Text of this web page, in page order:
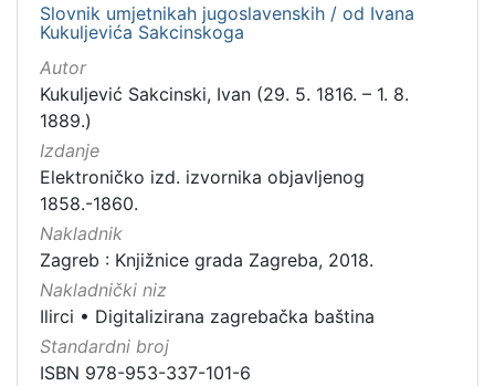
Slovnik umjetnikah jugoslavenskih / od Ivana
Kukuljevića Sakcinskoga
Autor
Kukuljević Sakcinski, Ivan (29. 5. 1816. – 1. 8.
1889.)
Izdanje
Elektroničko izd. izvornika objavljenog
1858.-1860.
Nakladnik
Zagreb : Knjižnice grada Zagreba, 2018.
Nakladnički niz
Ilirci • Digitalizirana zagrebačka baština
Standardni broj
ISBN 978-953-337-101-6